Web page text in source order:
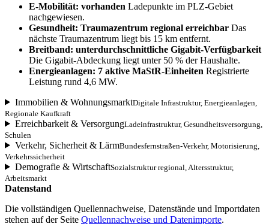
E-Mobilität: vorhanden Ladepunkte im PLZ-Gebiet
nachgewiesen.
Gesundheit: Traumazentrum regional erreichbar Das
nächste Traumazentrum liegt bis 15 km entfernt.
Breitband: unterdurchschnittliche Gigabit-Verfügbarkeit
Die Gigabit-Abdeckung liegt unter 50 % der Haushalte.
Energieanlagen: 7 aktive MaStR-Einheiten Registrierte
Leistung rund 4,6 MW.
Immobilien & WohnungsmarktDigitale Infrastruktur, Energieanlagen,
Regionale Kaufkraft
Erreichbarkeit & VersorgungLadeinfrastruktur, Gesundheitsversorgung,
Schulen
Verkehr, Sicherheit & LärmBundesfernstraßen-Verkehr, Motorisierung,
Verkehrssicherheit
Demografie & WirtschaftSozialstruktur regional, Altersstruktur,
Arbeitsmarkt
Datenstand
Die vollständigen Quellennachweise, Datenstände und Importdaten
stehen auf der Seite Quellennachweise und Datenimporte.